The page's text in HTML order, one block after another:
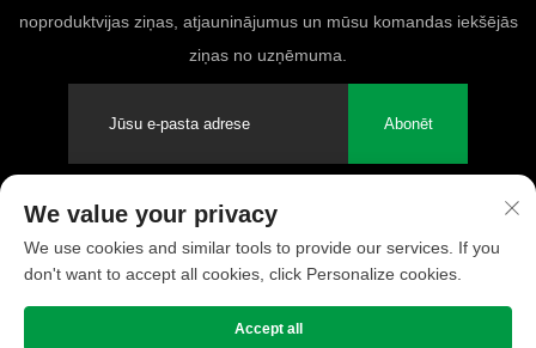
noproduktvijas ziņas, atjauninājumus un mūsu komandas iekšējās
ziņas no uzņēmuma.
Abonēt
tiesības aizsargātas
Konfidencialitātes politika
We value your privacy
We use cookies and similar tools to provide our services. If you
don't want to accept all cookies, click Personalize cookies.
Accept all